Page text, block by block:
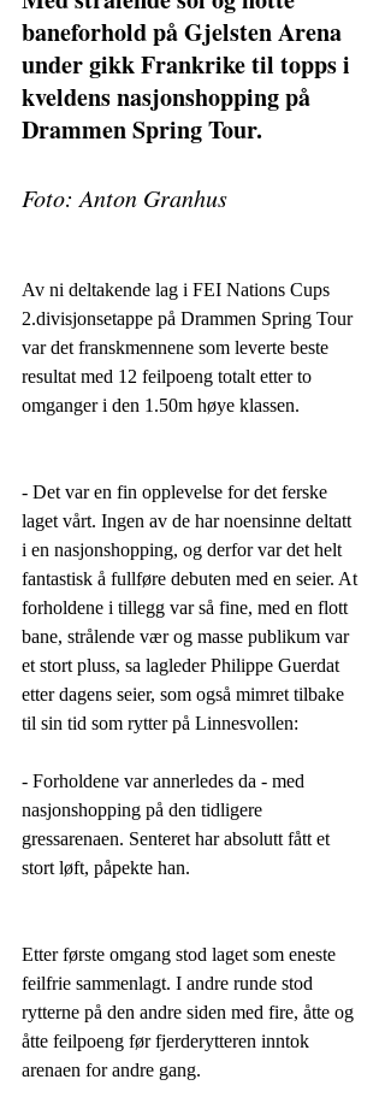
baneforhold på Gjelsten Arena
under gikk Frankrike til topps i
kveldens nasjonshopping på
Drammen Spring Tour.
Foto: Anton Granhus
Av ni deltakende lag i FEI Nations Cups
2.divisjonsetappe på Drammen Spring Tour
var det franskmennene som leverte beste
resultat med 12 feilpoeng totalt etter to
omganger i den 1.50m høye klassen.
- Det var en fin opplevelse for det ferske
laget vårt. Ingen av de har noensinne deltatt
i en nasjonshopping, og derfor var det helt
fantastisk å fullføre debuten med en seier. At
forholdene i tillegg var så fine, med en flott
bane, strålende vær og masse publikum var
et stort pluss, sa lagleder Philippe Guerdat
etter dagens seier, som også mimret tilbake
til sin tid som rytter på Linnesvollen:
- Forholdene var annerledes da - med
nasjonshopping på den tidligere
gressarenaen. Senteret har absolutt fått et
stort løft, påpekte han.
Etter første omgang stod laget som eneste
feilfrie sammenlagt. I andre runde stod
rytterne på den andre siden med fire, åtte og
åtte feilpoeng før fjerderytteren inntok
arenaen for andre gang.